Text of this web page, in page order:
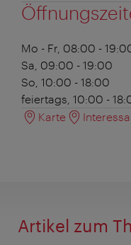
Mo - Fr, 08:00 -
Sa, 09:00 - 19:00
So, 10:00 - 18:00
feiertags, 10:00 -
Karte
Artikel zum